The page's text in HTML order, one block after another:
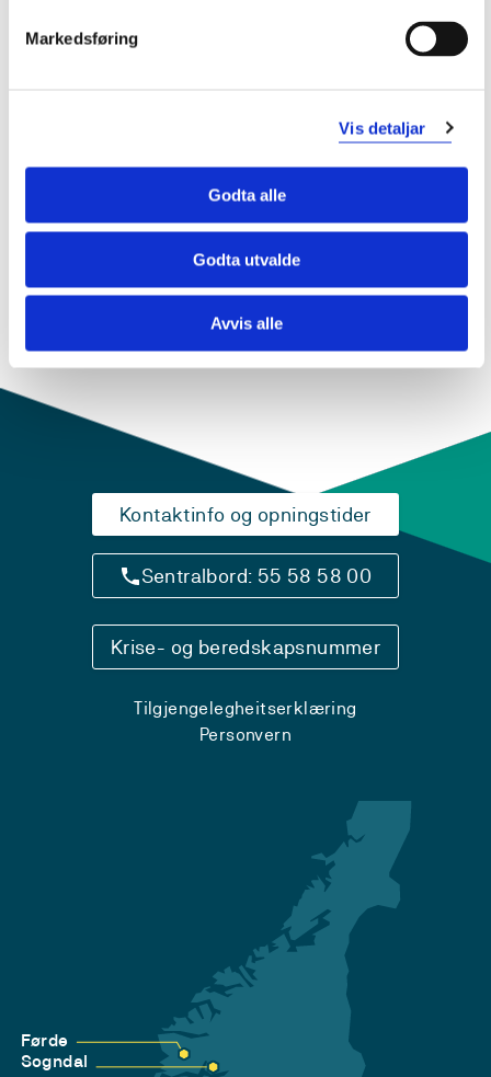
Markedsføring
Vis detaljar
Godta alle
Godta utvalde
Avvis alle
MGUSP501 Spesialpedagogikk 2, emne 1 -
Design av masterprosjekt
MGUSP501 Spesialpedagogikk 2, emne 1 -
Design av masterprosjekt
2020-2021
Kontaktinfo og opningstider
Sentralbord: 55 58 58 00
Krise- og beredskapsnummer
Tilgjengelegheitserklæring
Personvern
Førde
Sogndal